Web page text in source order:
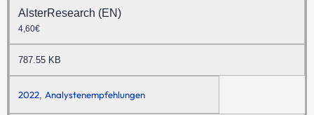
AlsterResearch (EN)
4,60€
787.55 KB
2022, Analystenempfehlungen